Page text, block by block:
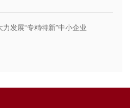
发展“专精特新”中小企业